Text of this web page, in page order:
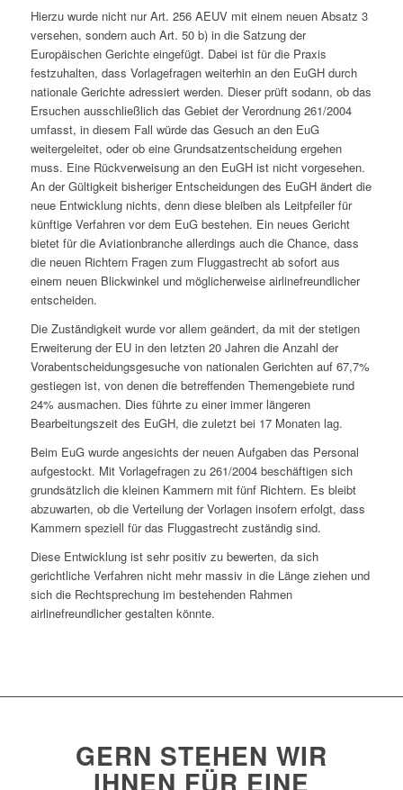
Hierzu wurde nicht nur Art. 256 AEUV mit einem neuen Absatz 3
versehen, sondern auch Art. 50 b) in die Satzung der
Europäischen Gerichte eingefügt. Dabei ist für die Praxis
festzuhalten, dass Vorlagefragen weiterhin an den EuGH durch
nationale Gerichte adressiert werden. Dieser prüft sodann, ob das
Ersuchen ausschließlich das Gebiet der Verordnung 261/2004
umfasst, in diesem Fall würde das Gesuch an den EuG
weitergeleitet, oder ob eine Grundsatzentscheidung ergehen
muss. Eine Rückverweisung an den EuGH ist nicht vorgesehen.
An der Gültigkeit bisheriger Entscheidungen des EuGH ändert die
neue Entwicklung nichts, denn diese bleiben als Leitpfeiler für
künftige Verfahren vor dem EuG bestehen. Ein neues Gericht
bietet für die Aviationbranche allerdings auch die Chance, dass
die neuen Richtern Fragen zum Fluggastrecht ab sofort aus
einem neuen Blickwinkel und möglicherweise airlinefreundlicher
entscheiden.
Die Zuständigkeit wurde vor allem geändert, da mit der stetigen
Erweiterung der EU in den letzten 20 Jahren die Anzahl der
Vorabentscheidungsgesuche von nationalen Gerichten auf 67,7%
gestiegen ist, von denen die betreffenden Themengebiete rund
24% ausmachen. Dies führte zu einer immer längeren
Bearbeitungszeit des EuGH, die zuletzt bei 17 Monaten lag.
Beim EuG wurde angesichts der neuen Aufgaben das Personal
aufgestockt. Mit Vorlagefragen zu 261/2004 beschäftigen sich
grundsätzlich die kleinen Kammern mit fünf Richtern. Es bleibt
abzuwarten, ob die Verteilung der Vorlagen insofern erfolgt, dass
Kammern speziell für das Fluggastrecht zuständig sind.
Diese Entwicklung ist sehr positiv zu bewerten, da sich
gerichtliche Verfahren nicht mehr massiv in die Länge ziehen und
sich die Rechtsprechung im bestehenden Rahmen
airlinefreundlicher gestalten könnte.
GERN STEHEN WIR